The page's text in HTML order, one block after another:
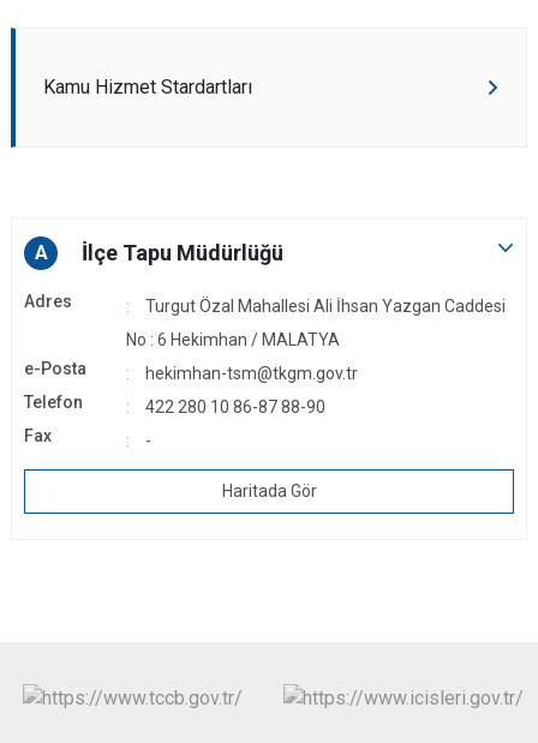
Kamu Hizmet Stardartları
A İlçe Tapu Müdürlüğü
Adres
Turgut Özal Mahallesi Ali İhsan Yazgan Caddesi
No : 6 Hekimhan / MALATYA
e-Posta
hekimhan-tsm@tkgm.gov.tr
Telefon
422 280 10 86-87 88-90
Fax
-
Haritada Gör